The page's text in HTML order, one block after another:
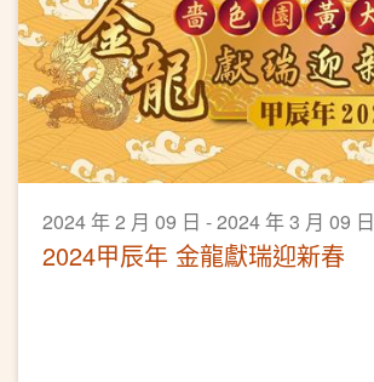
2024 年 2 月 09 日 - 2024 年 3 月 09 日
2024甲辰年 金龍獻瑞迎新春